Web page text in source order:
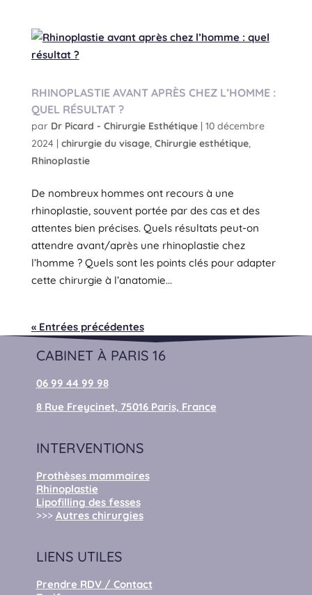
RHINOPLASTIE AVANT APRÈS CHEZ L’HOMME :
QUEL RÉSULTAT ?
par Dr Picard - Chirurgie Esthétique| 10 décembre
2024| chirurgie du visage, Chirurgie esthétique,
Rhinoplastie
De nombreux hommes ont recours à une
rhinoplastie, souvent portée par des cas et des
attentes bien précises. Quels résultats peut-on
attendre avant/après une rhinoplastie chez
l’homme ? Quels sont les points clés pour adapter
cette chirurgie à l’anatomie...
« Entrées précédentes
CABINET À PARIS 16
06 99 44 99 98
8 Rue Freycinet, 75016 Paris, France
INTERVENTIONS
Prothèses mammaires
Rhinoplastie
Lipofilling des fesses
>>> Autres chirurgies
LIENS UTILES
Prendre RDV / Contact